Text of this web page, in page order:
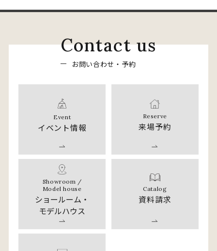
Contact us
お問い合わせ ・ 予約
Event
イベント情報
Showroom /
Model house
ショールーム・
モデルハウス
Reserve
来場予約
Catalog
資料請求